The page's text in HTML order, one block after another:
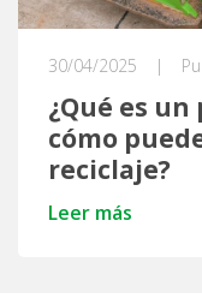
30/04/2025 |
¿Qué es
cómo
reciclaje?
Leer más